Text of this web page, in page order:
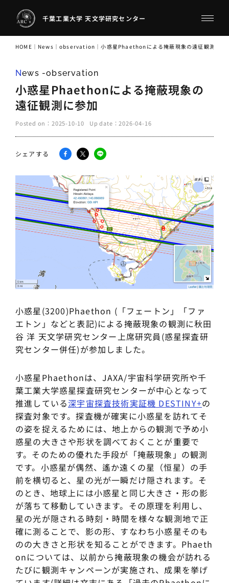
千葉工業大学 天文学研究センター
HOME ｜ News ｜observation ｜小惑星Phaethonによる掩蔽現象の遠征観測に参
News -observation
小惑星Phaethonによる掩蔽現象の
遠征観測に参加
Posted on： 2025-10-10 Up date： 2026-04-16
シェアする
小惑星(3200)Phaethon (「フェートン」「ファ
エトン」などと表記)による掩蔽現象の観測に秋田
谷 洋 天文学研究センター上席研究員(惑星探査研
究センター併任)が参加しました。
小惑星Phaethonは、JAXA/宇宙科学研究所や千
葉工業大学惑星探査研究センターが中心となって
推進している深宇宙探査技術実証機 DESTINY+の
探査対象です。探査機が確実に小惑星を訪れてそ
の姿を捉えるためには、地上からの観測で予め小
惑星の大きさや形状を調べておくことが重要で
す。そのための優れた手段が「掩蔽現象」の観測
です。小惑星が偶然、遙か遠くの星（恒星）の手
前を横切ると、星の光が一瞬だけ隠されます。そ
のとき、地球上には小惑星と同じ大きさ・形の影
が落ちて移動していきます。その原理を利用し、
星の光が隠される時刻・時間を様々な観測地で正
確に測ることで、影の形、すなわち小惑星そのも
のの大きさと形状を知ることができます。Phaeth
onについては、以前から掩蔽現象の機会が訪れる
たびに観測キャンペーンが実施され、成果を挙げ